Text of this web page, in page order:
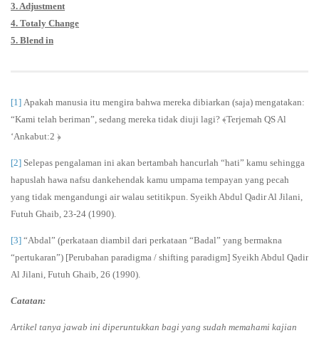
3. Adjustment
4. Totaly Change
5. Blend in
[1] Apakah manusia itu mengira bahwa mereka dibiarkan (saja) mengatakan:
“Kami telah beriman”, sedang mereka tidak diuji lagi? ﴾Terjemah QS Al
‘Ankabut:2 ﴿
[2] Selepas pengalaman ini akan bertambah hancurlah “hati” kamu sehingga
hapuslah hawa nafsu dankehendak kamu umpama tempayan yang pecah
yang tidak mengandungi air walau setitikpun. Syeikh Abdul Qadir Al Jilani,
Futuh Ghaib, 23-24 (1990).
[3] “Abdal” (perkataan diambil dari perkataan “Badal” yang bermakna
“pertukaran”) [Perubahan paradigma / shifting paradigm] Syeikh Abdul Qadir
Al Jilani, Futuh Ghaib, 26 (1990).
Catatan:
Artikel tanya jawab ini diperuntukkan bagi yang sudah memahami kajian